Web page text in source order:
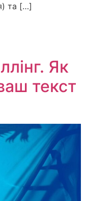
та […]
Як
текст